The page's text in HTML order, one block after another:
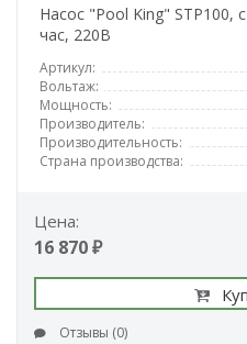
Насос "Pool King" STP100,
час, 220В
Артикул:
Вольтаж:
Мощность:
Производитель:
Производительность:
Страна производства:
Цена:
16 870 ₽
Отзывы (0)